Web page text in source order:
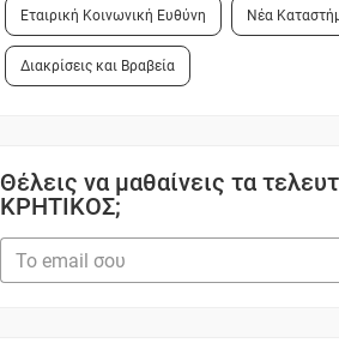
Εταιρική Κοινωνική Ευθύνη Νέα
Διακρίσεις και Βραβεία
Θέλεις να μαθαίνεις τα
ΚΡΗΤΙΚΟΣ;